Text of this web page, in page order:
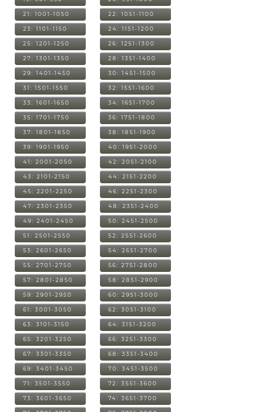
21: 1001-1050 22: 1051-1100
23: 1101-1150 24: 1151-1200
25: 1201-1250 26: 1251-1300
27: 1301-1350 28: 1351-1400
29: 1401-1450 30: 1451-1500
31: 1501-1550 32: 1551-1600
33: 1601-1650 34: 1651-1700
35: 1701-1750 36: 1751-1800
37: 1801-1850 38: 1851-1900
39: 1901-1950 40: 1951-2000
41: 2001-2050 42: 2051-2100
43: 2101-2150 44: 2151-2200
45: 2201-2250 46: 2251-2300
47: 2301-2350 48: 2351-2400
49: 2401-2450 50: 2451-2500
51: 2501-2550 52: 2551-2600
53: 2601-2650 54: 2651-2700
55: 2701-2750 56: 2751-2800
57: 2801-2850 58: 2851-2900
59: 2901-2950 60: 2951-3000
61: 3001-3050 62: 3051-3100
63: 3101-3150 64: 3151-3200
65: 3201-3250 66: 3251-3300
67: 3301-3350 68: 3351-3400
69: 3401-3450 70: 3451-3500
71: 3501-3550 72: 3551-3600
73: 3601-3650 74: 3651-3700